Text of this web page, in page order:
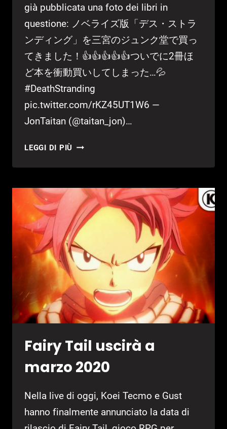
già pubblicata una foto dei libri in
questione: ノベライズ版「デス・ストラ
ンディング」を三宮のジュンク堂で買っ
てきました！👍👍👍👍👍ついでに2冊ほ
ど本を衝動買いしてしまった…💦
#DeathStranding
pic.twitter.com/rKZ45UT1W6 —
JonTaitan (@taitan_jon)…
LEGGI DI PIÙ DEATH
GIAPPONE
ARRIVANO
I
ROMANZI
Fairy Tail uscirà a
marzo 2020
Nella live di oggi, Koei Tecmo e Gust
hanno finalmente annunciato la data di